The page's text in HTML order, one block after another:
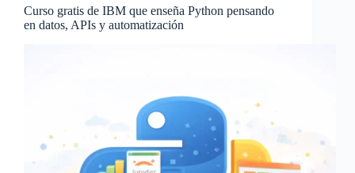
Curso gratis de IBM que enseña Python pensando
en datos, APIs y automatización